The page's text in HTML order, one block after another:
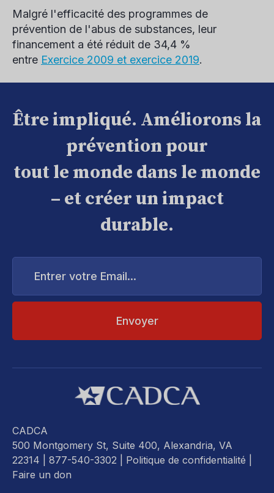
Malgré l'efficacité des programmes de
prévention de l'abus de substances, leur
financement a été réduit de 34,4 %
entre Exercice 2009 et exercice 2019.
Être impliqué. Améliorons la
prévention pour
tout le monde dans le monde
– et créer un impact
durable.
Entrer
Email...
CADCA
500 Montgomery St, Suite 400, Alexandria, VA
22314 | 877-540-3302 | Politique de confidentialité
Faire un don